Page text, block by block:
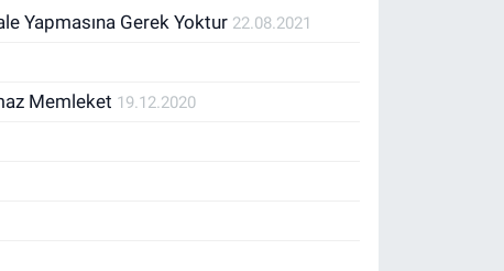
Yapmasına Gerek Yoktur 22.08.2021
Memleket 19.12.2020